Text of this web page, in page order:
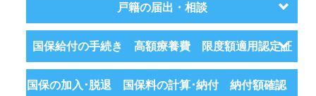
戸籍の届出・相談
国保給付の手続き 高額療養費 限度額適用認定証
国保の加入･脱退 国保料の計算･納付 納付額確認